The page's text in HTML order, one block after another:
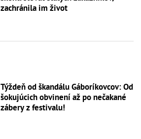
zachránila im život
Týždeň od škandálu Gáboríkovcov: Od
šokujúcich obvinení až po nečakané
zábery z festivalu!